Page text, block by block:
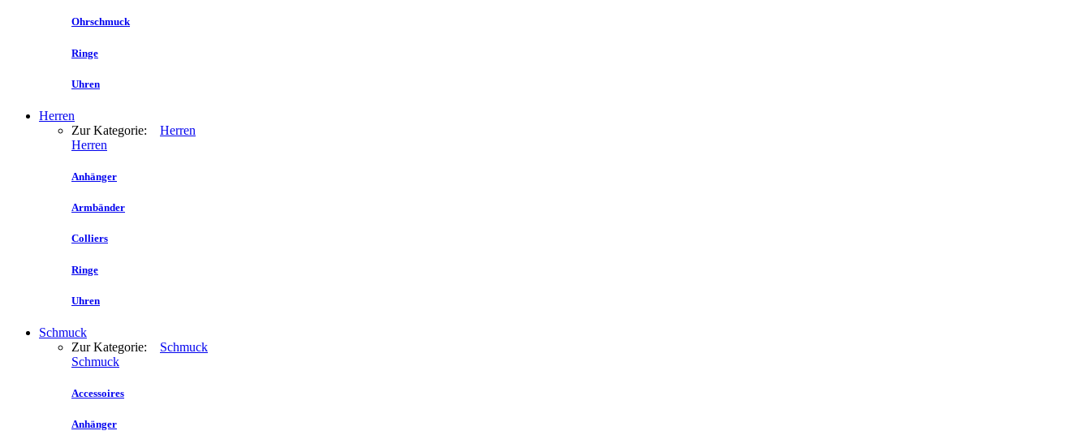
Ohrschmuck
Ringe
Uhren
Herren
Zur Kategorie: Herren
Herren
Anhänger
Armbänder
Colliers
Ringe
Uhren
Schmuck
Zur Kategorie: Schmuck
Schmuck
Accessoires
Anhänger